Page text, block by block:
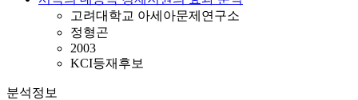
고려대학교 아세아문제연구소
정형곤
2003
KCI등재후보
분석정보